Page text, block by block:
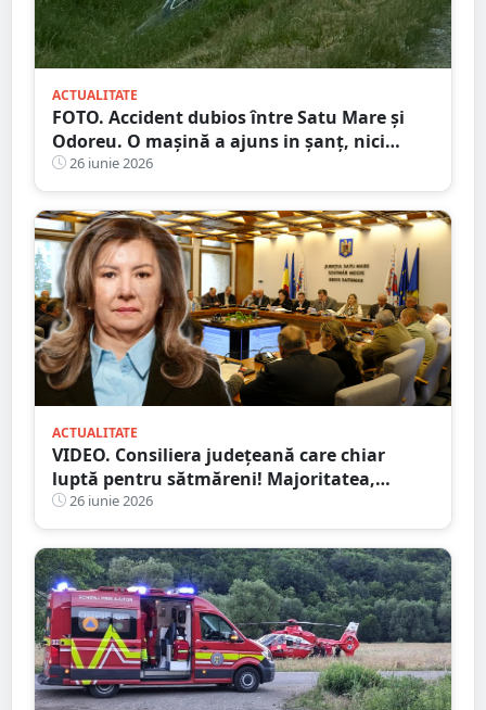
ACTUALITATE
FOTO. Accident dubios între Satu Mare și
Odoreu. O mașină a ajuns in șanț, nici
urmă de sofer
26 iunie 2026
ACTUALITATE
VIDEO. Consiliera județeană care chiar
luptă pentru sătmăreni! Majoritatea,
”acontată” să doarmă-n scaun
26 iunie 2026